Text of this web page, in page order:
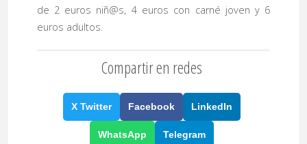
de 2 euros niñ@s, 4 euros con carné joven y 6
euros adultos.
Compartir en redes
X Twitter Facebook LinkedIn
WhatsApp Telegram